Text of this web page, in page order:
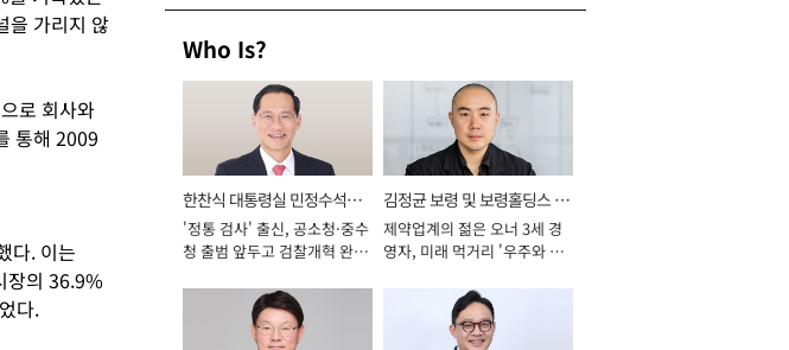
을 가리지 않
로 회사와
통해 2009
다. 이는
장의 36.9%
다.
Who Is?
한찬식 대통령실 민정수석비
서관
'정통 검사' 출신, 공소청·중수
청 출범 앞두고 검찰개혁 완수
김정균 보령 및 보령홀딩스 대
표이사 사장
제약업계의 젊은 오너 3세 경
영자, 미래 먹거리 '우주와 헬